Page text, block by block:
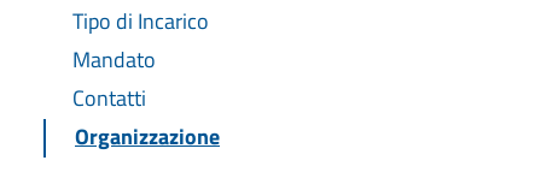
Tipo di Incarico
Mandato
Contatti
Organizzazione